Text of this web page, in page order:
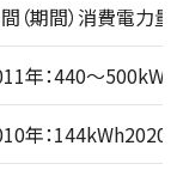
（期間）消費電力量
年：440～
年：144kWh2020